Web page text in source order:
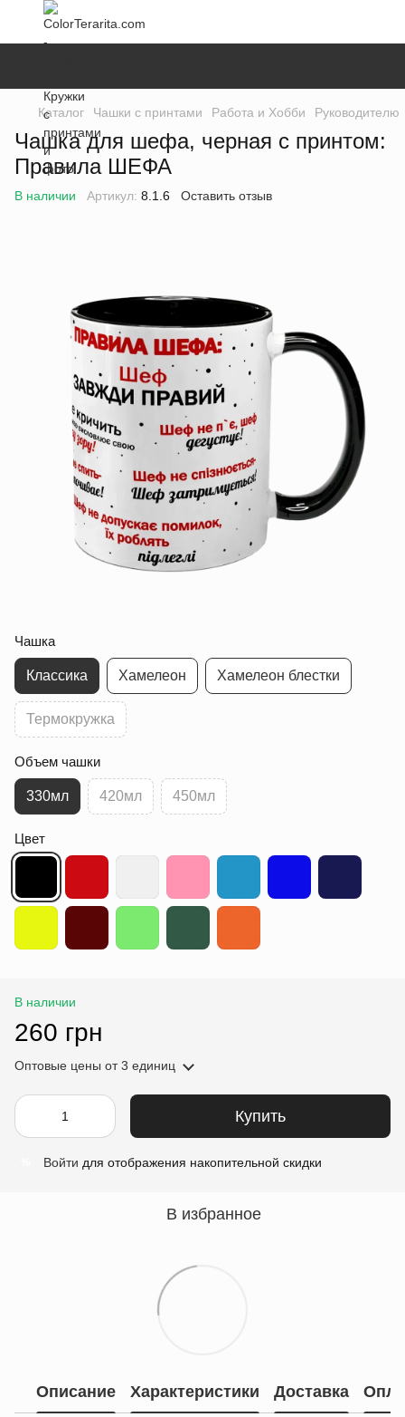
Каталог Чашки с принтами Работа и Хобби Руководителю
Чашка для шефа, черная с принтом:
Правила ШЕФА
В наличии Артикул: 8.1.6 Оставить отзыв
Чашка
Классика Хамелеон Хамелеон блестки
Термокружка
Объем чашки
330мл 420мл 450мл
Цвет
В наличии
260 грн
Оптовые цены от 3 единиц
Купить
Войти для отображения накопительной скидки
В избранное
Описание Характеристики Доставка